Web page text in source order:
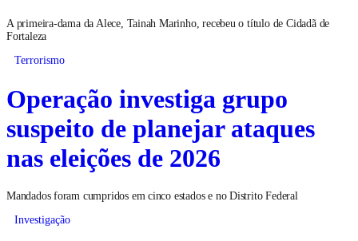
A primeira-dama da Alece, Tainah Marinho, recebeu o título de Cidadã de
Fortaleza
Terrorismo
Operação investiga grupo
suspeito de planejar ataques
nas eleições de 2026
Mandados foram cumpridos em cinco estados e no Distrito Federal
Investigação